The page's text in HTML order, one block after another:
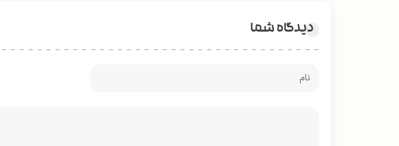
دیدگاه شما